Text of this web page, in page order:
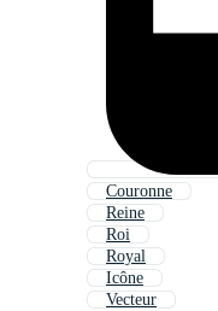
Couronne
Reine
Roi
Royal
Icône
Vecteur